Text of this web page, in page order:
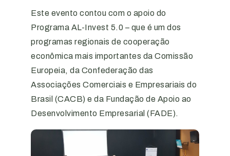
Este evento contou com o apoio do
Programa AL-Invest 5.0 – que é um dos
programas regionais de cooperação
econômica mais importantes da Comissão
Europeia, da Confederação das
Associações Comerciais e Empresariais do
Brasil (CACB) e da Fundação de Apoio ao
Desenvolvimento Empresarial (FADE).